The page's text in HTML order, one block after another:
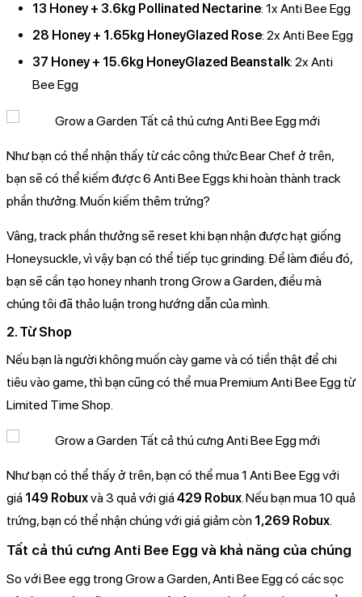
13 Honey + 3.6kg Pollinated Nectarine: 1x Anti Bee Egg
28 Honey + 1.65kg HoneyGlazed Rose: 2x Anti Bee Egg
37 Honey + 15.6kg HoneyGlazed Beanstalk: 2x Anti
Bee Egg
Như bạn có thể nhận thấy từ các công thức Bear Chef ở trên,
bạn sẽ có thể kiếm được 6 Anti Bee Eggs khi hoàn thành track
phần thưởng. Muốn kiếm thêm trứng?
Vâng, track phần thưởng sẽ reset khi bạn nhận được hạt giống
Honeysuckle, vì vậy bạn có thể tiếp tục grinding. Để làm điều đó,
bạn sẽ cần tạo honey nhanh trong Grow a Garden, điều mà
chúng tôi đã thảo luận trong hướng dẫn của mình.
2. Từ Shop
Nếu bạn là người không muốn cày game và có tiền thật để chi
tiêu vào game, thì bạn cũng có thể mua Premium Anti Bee Egg từ
Limited Time Shop.
Như bạn có thể thấy ở trên, bạn có thể mua 1 Anti Bee Egg với
giá 149 Robuxvà 3 quả với giá429 Robux. Nếu bạn mua 10 quả
trứng, bạn có thể nhận chúng với giá giảm còn 1,269 Robux.
Tất cả thú cưng Anti Bee Egg và khả năng của chúng
So với Bee egg trong Grow a Garden, Anti Bee Egg có các sọc